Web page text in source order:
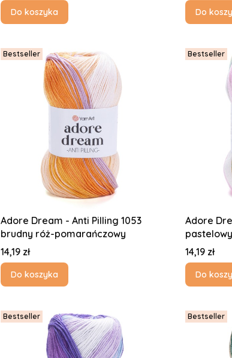
Do koszyka Do
Bestseller
Adore Dream - Anti Pilling 1053
brudny róż-pomarańczowy
Cena
14,19 zł
Do koszyka
Bestseller
Adore
Cena
14,19 zł
Do
Bestseller Bestseller